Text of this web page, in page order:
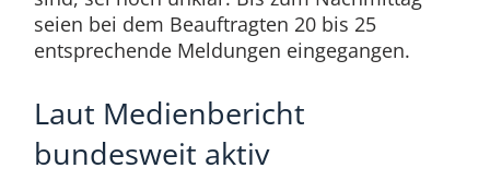
seien bei dem Beauftragten 20 bis 25
entsprechende Meldungen eingegangen.
Laut Medienbericht
bundesweit aktiv